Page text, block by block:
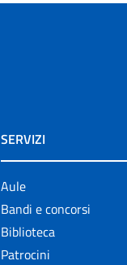
SERVIZI
Aule
Bandi e concorsi
Biblioteca
Patrocini